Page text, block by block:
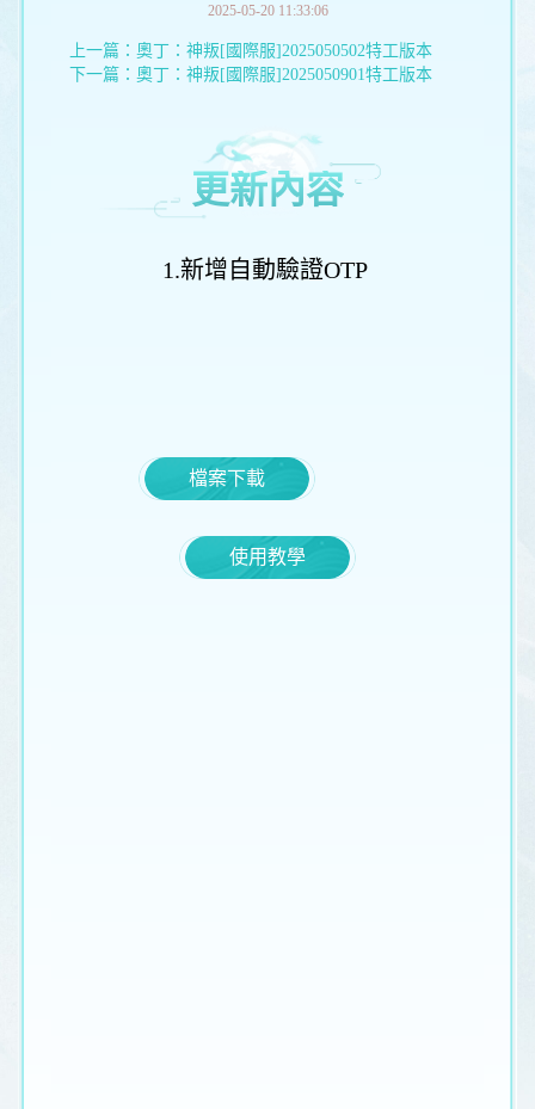
2025-05-20 11:33:06
上一篇： 奧丁：神叛[國際服]2025050502特工版本
下一篇： 奧丁：神叛[國際服]2025050901特工版本
更新內容
1.新增自動驗證OTP
檔案下載
使用教學